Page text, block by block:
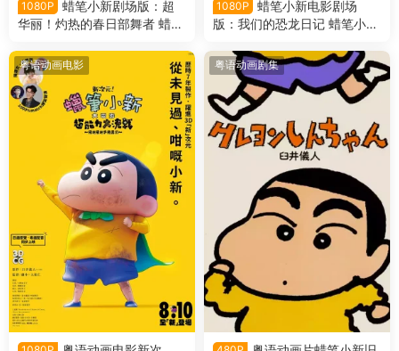
1080P
蜡笔小新剧场版：超
华丽！灼热的春日部舞者 蜡笔
日部舞者们粤语版
1080P
蜡笔小新电影剧场
版：我们的恐龙日记 蜡笔小新
记粤语版
粤语动画电影 粤语动画剧集